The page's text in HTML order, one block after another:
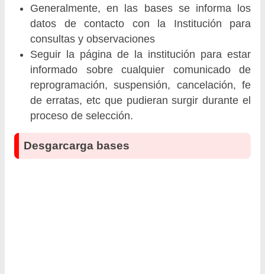
Generalmente, en las bases se informa los
datos de contacto con la Institución para
consultas y observaciones
Seguir la página de la institución para estar
informado sobre cualquier comunicado de
reprogramación, suspensión, cancelación, fe
de erratas, etc que pudieran surgir durante el
proceso de selección.
Desgarcarga bases